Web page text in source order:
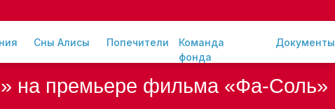
Сны Алисы Попечители Документы
Команда
фонда
на премьере фильма «Фа-Соль»